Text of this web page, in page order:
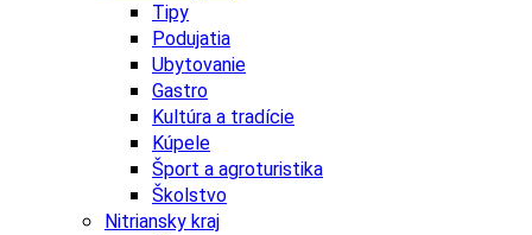
Tipy
Podujatia
Ubytovanie
Gastro
Kultúra a tradície
Kúpele
Šport a agroturistika
Školstvo
Nitriansky kraj